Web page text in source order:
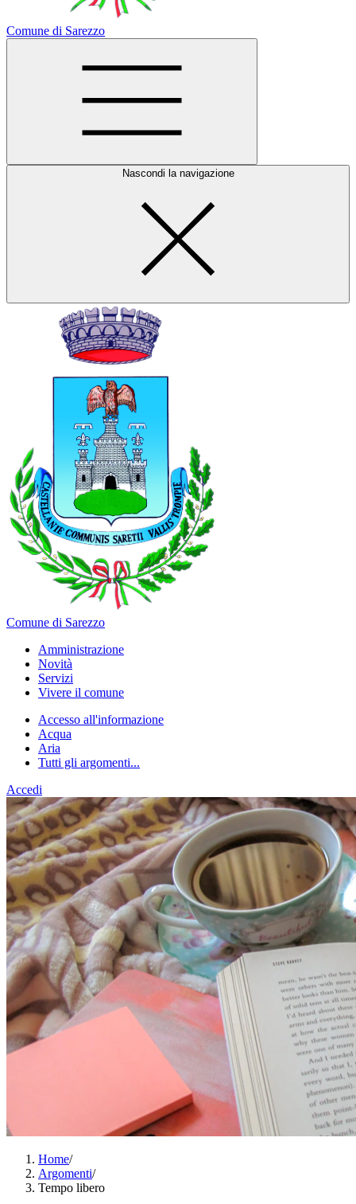
Comune di Sarezzo
Nascondi la navigazione
Comune di Sarezzo
Amministrazione
Novità
Servizi
Vivere il comune
Accesso all'informazione
Acqua
Aria
Tutti gli argomenti...
Accedi
Home/
Argomenti/
Tempo libero